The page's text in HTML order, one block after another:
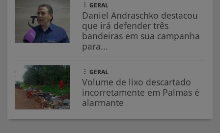
GERAL
Daniel Andraschko destacou
que irá defender três
bandeiras em sua campanha
para...
GERAL
Volume de lixo descartado
incorretamente em Palmas é
alarmante